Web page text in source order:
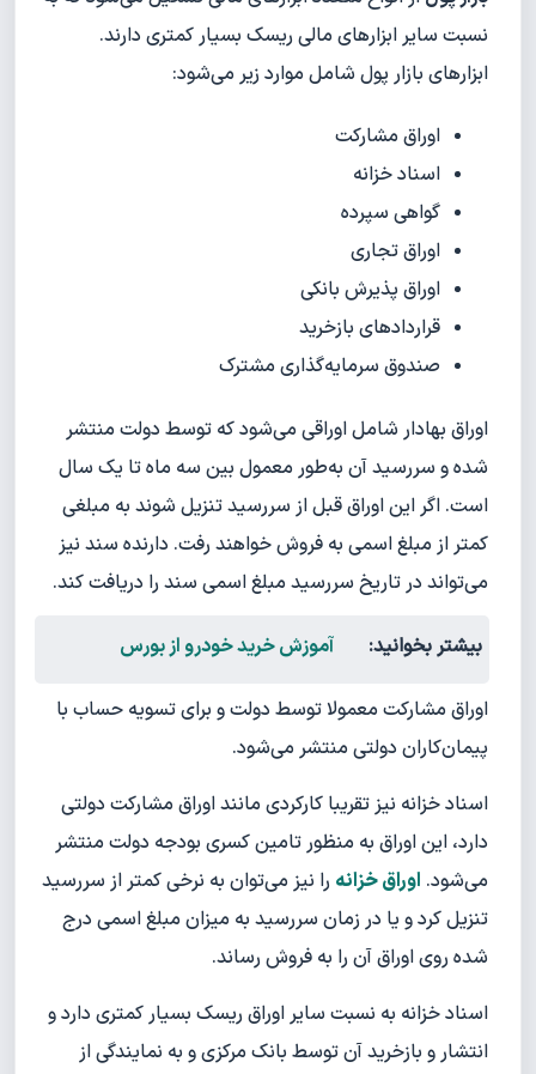
نسبت سایر ابزارهای مالی ریسک بسیار کمتری دارند.
ابزارهای بازار پول شامل موارد زیر می‌شود:
اوراق مشارکت
اسناد خزانه
گواهی سپرده
اوراق تجاری
اوراق پذیرش بانکی
قراردادهای بازخرید
صندوق سرمایه‌گذاری مشترک
اوراق بهادار شامل اوراقی می‌شود که توسط دولت منتشر
شده و سررسید آن به‌طور معمول بین سه ماه تا یک سال
است. اگر این اوراق قبل از سررسید تنزیل شوند به مبلغی
کمتر از مبلغ اسمی به فروش خواهند رفت. دارنده سند نیز
می‌تواند در تاریخ سررسید مبلغ اسمی سند را دریافت کند.
بیشتر بخوانید: آموزش خرید خودرو از بورس
اوراق مشارکت معمولا توسط دولت و برای تسویه حساب با
پیمان‌کاران دولتی منتشر می‌شود.
اسناد خزانه نیز تقریبا کارکردی مانند اوراق مشارکت دولتی
دارد، این اوراق به منظور تامین کسری بودجه دولت منتشر
می‌شود. اوراق خزانه را نیز می‌توان به نرخی کمتر از سررسید
تنزیل کرد و یا در زمان سررسید به میزان مبلغ اسمی درج
شده روی اوراق آن را به فروش رساند.
اسناد خزانه به نسبت سایر اوراق ریسک بسیار کمتری دارد و
انتشار و بازخرید آن توسط بانک مرکزی و به نمایندگی از